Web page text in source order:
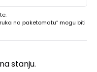
na paketomatu“ mogu biti
stanju.